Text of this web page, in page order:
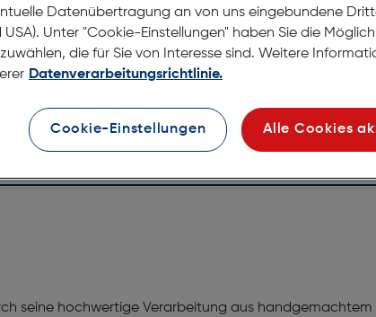
seine hochwertige Verarbeitung aus
Datenübertragung an von uns eingebundene
USA). Unter "Cookie-Einstellungen" haben Sie die
die für Sie von Interesse sind. Weitere
Datenverarbeitungsrichtlinie.
Cookie-Einstellungen Alle Cookies